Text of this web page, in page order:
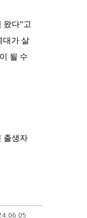
왔다”고
대가 살
될 수
출생자